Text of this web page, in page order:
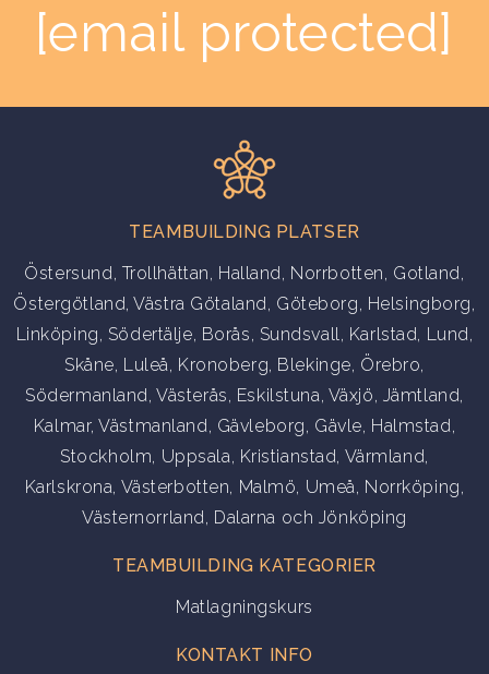
[email protected]
TEAMBUILDING PLATSER
Östersund, Trollhättan, Halland, Norrbotten, Gotland,
Östergötland,Västra Götaland, Göteborg, Helsingborg,
Linköping, Södertälje, Borås, Sundsvall, Karlstad, Lund,
Skåne, Luleå, Kronoberg, Blekinge, Örebro,
Södermanland,Västerås, Eskilstuna, Växjö, Jämtland,
Kalmar,Västmanland, Gävleborg, Gävle, Halmstad,
Stockholm, Uppsala, Kristianstad, Värmland,
Karlskrona, Västerbotten, Malmö, Umeå, Norrköping,
Västernorrland, Dalarna och Jönköping
TEAMBUILDING KATEGORIER
Matlagningskurs
KONTAKT INFO